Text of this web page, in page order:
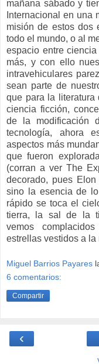
mañana sábado y
Internacional en una
misión de estos dos
todo el mundo, o al
espacio entre
más, y con ello
intravehiculares
sean parte de
que para la literatura
ciencia ficción,
de la modificación
tecnología, ahora
aspectos más
que fueron
(corran a ver The
decorado, pues
sino la esencia de
rápido se toca el
tierra, la sal de la
vemos
estrellas vestidos a la
Miguel Barrios Payares
6 comentarios:
Compartir
‹